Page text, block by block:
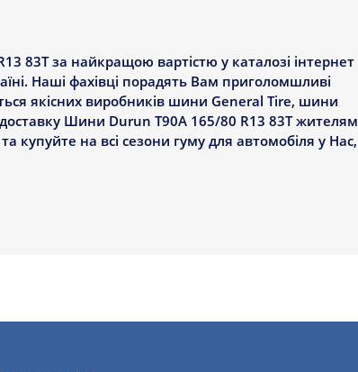
за найкращою вартістю у каталозі інтернет
Наші фахівці порадять Вам приголомшливі
якісних виробників шини General Tire, шини
Шини Durun T90A 165/80 R13 83T жителям
купуйте на всі сезони гуму для автомобіля у Нас,